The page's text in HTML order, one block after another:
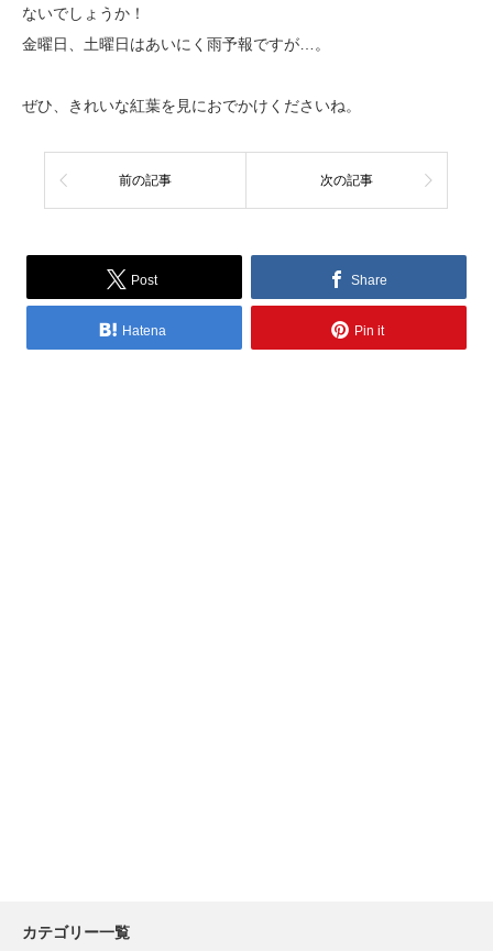
ないでしょうか！
金曜日、土曜日はあいにく雨予報ですが…。
ぜひ、きれいな紅葉を見におでかけくださいね。
前の記事 次の記事
Post Share
Hatena Pin it
カテゴリー一覧